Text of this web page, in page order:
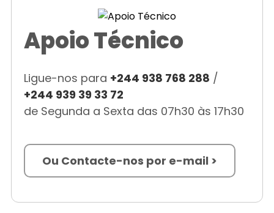
Apoio Técnico
Ligue-nos para +244 938 768 288 /
+244 939 39 33 72
de Segunda a Sexta das 07h30 às 17h30
Ou Contacte-nos por e-mail >